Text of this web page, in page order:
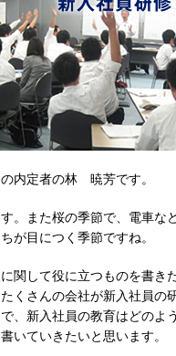
内定者の林 暁芳です。
。また桜の季節で、電車な
が目につく季節ですね。
関して役に立つものを書き
たくさんの会社が新入社員の
、新入社員の教育はどのよ
いていきたいと思います。